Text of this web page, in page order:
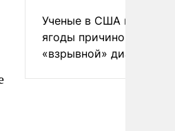
Ученые в США назвали
ягоды причиной
«взрывной» диареи